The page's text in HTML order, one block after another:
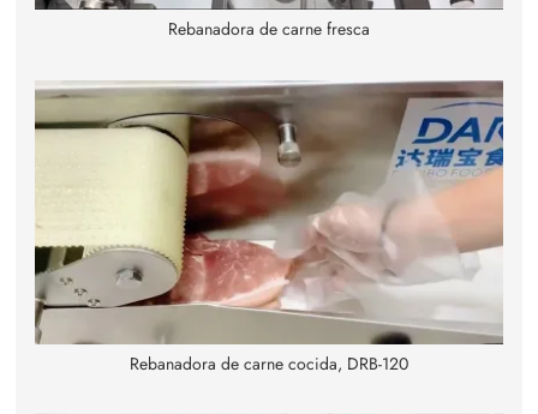
Rebanadora de carne fresca
Rebanadora de carne cocida, DRB-120